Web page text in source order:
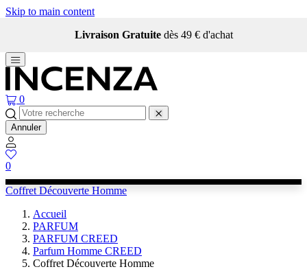
Skip to main content
Livraison Gratuite dès 49 € d'achat
0
Annuler
0
Coffret Découverte Homme
Accueil
PARFUM
PARFUM CREED
Parfum Homme CREED
Coffret Découverte Homme